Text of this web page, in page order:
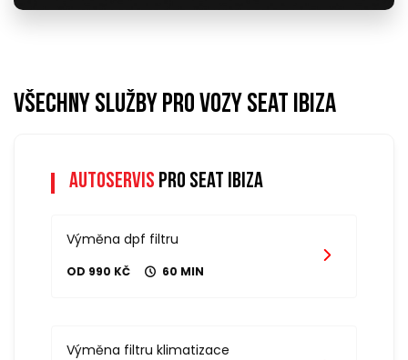
Všechny služby pro vozy seat ibiza
Autoservis pro seat ibiza
Výměna dpf filtru
OD 990 KČ 60 MIN
Výměna filtru klimatizace